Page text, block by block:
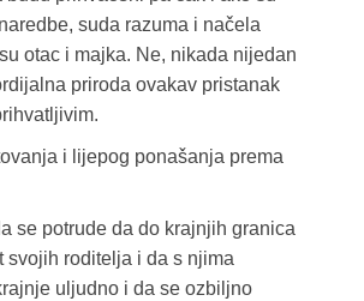
suda razuma i načela
otac i majka. Ne, nikada nijedan
priroda ovakav pristanak
i lijepog ponašanja prema
se potrude da do krajnjih granica
svojih roditelja i da s njima
uljudno i da se ozbiljno